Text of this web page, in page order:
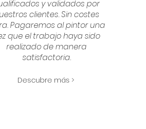
y validados por
clientes. Sin costes
Pagaremos al pintor una
que el trabajo haya sido
realizado de manera
satisfactoria.
Descubre más >